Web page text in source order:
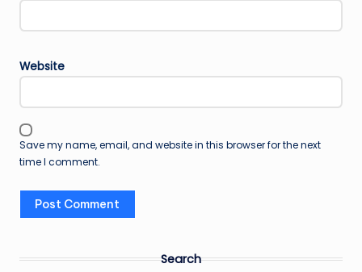
Website
Save my name, email, and website in this browser for the next
time I comment.
Search